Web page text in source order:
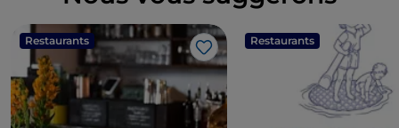
Restaurants
J’aime
Restaurants